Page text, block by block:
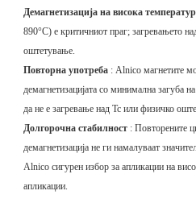
Демагнетизација на висока
890°C) е критичниот праг; загревањето
оштетување.
Повторна употреба : Alnico магнетите
демагнетизацијата со минимална загуба
да не е загревање над Tc или физичко
Долгорочна стабилност : Повторените
демагнетизација не ги намалуваат
Alnico сигурен избор за апликации на
апликации.